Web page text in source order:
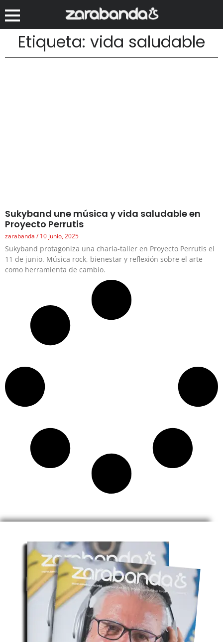
Etiqueta: vida saludable
Sukyband une música y vida saludable en
Proyecto Perrutis
zarabanda 10 junio, 2025
Sukyband protagoniza una charla-taller en Proyecto Perrutis el
11 de junio. Música rock, bienestar y reflexión sobre el arte
como herramienta de cambio.